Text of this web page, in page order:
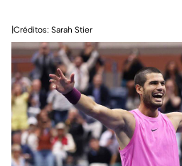
|Créditos: Sarah Stier